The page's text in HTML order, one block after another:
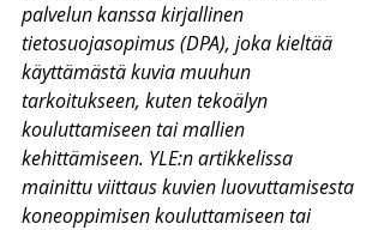
palvelun kanssa kirjallinen
tietosuojasopimus (DPA), joka kieltää
käyttämästä kuvia muuhun
tarkoitukseen, kuten tekoälyn
kouluttamiseen tai mallien
kehittämiseen. YLE:n artikkelissa
mainittu viittaus kuvien luovuttamisesta
koneoppimisen kouluttamiseen tai